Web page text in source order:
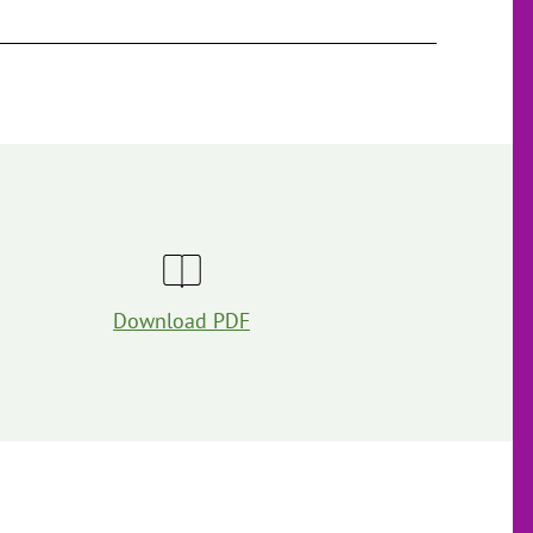
Download PDF